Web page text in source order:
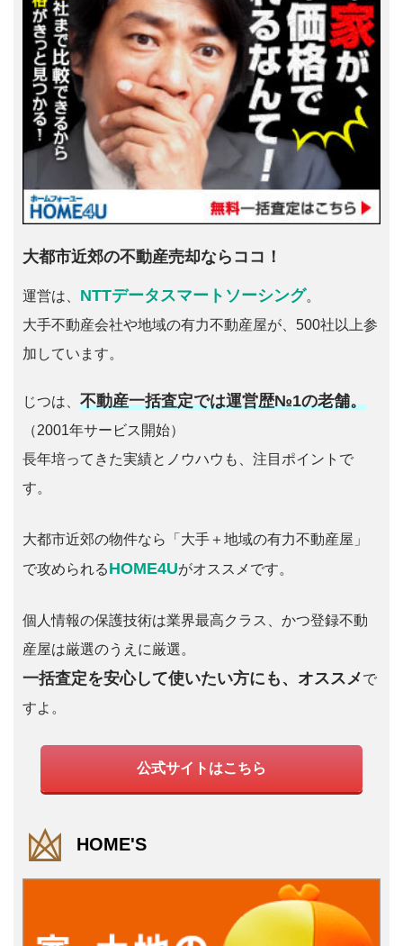
大都市近郊の不動産売却ならココ！
運営は、 NTTデータスマートソーシング。
大手不動産会社や地域の有力不動産屋が、500社以上参
加しています。
じつは、 不動産一括査定では運営歴№1の老舗。
（2001年サービス開始）
長年培ってきた実績とノウハウも、注目ポイントで
す。
大都市近郊の物件なら「大手＋地域の有力不動産屋」
で攻められるHOME4Uがオススメです。
個人情報の保護技術は業界最高クラス、かつ登録不動
産屋は厳選のうえに厳選。
一括査定を安心して使いたい方にも、オススメで
すよ。
公式サイトはこちら
HOME'S